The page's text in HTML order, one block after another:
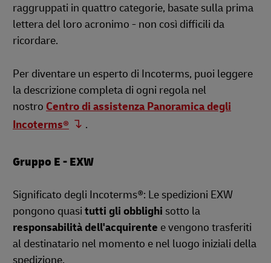
raggruppati in quattro categorie, basate sulla prima
lettera del loro acronimo - non così difficili da
ricordare.
Per diventare un esperto di Incoterms, puoi leggere
la descrizione completa di ogni regola nel
nostro Centro di assistenza Panoramica degli
Incoterms®
.
Gruppo E - EXW
Significato degli Incoterms®: Le spedizioni EXW
pongono quasi tutti gli obblighi sotto la
responsabilità dell'acquirente e vengono trasferiti
al destinatario nel momento e nel luogo iniziali della
spedizione.